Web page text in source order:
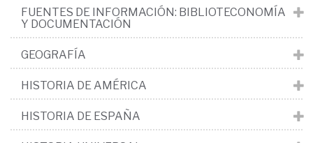
FUENTES DE INFORMACIÓN: BIBLIOTECONOMÍA
Y DOCUMENTACIÓN
GEOGRAFÍA
HISTORIA DE AMÉRICA
HISTORIA DE ESPAÑA